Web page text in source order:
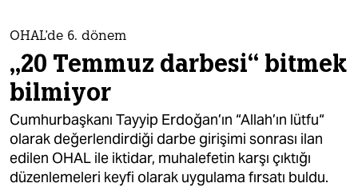
themen
politik
öko
gesellschaft
kultur
OHAL'de 6. dönem
„20 Temmuz darbesi“ bitmek
bilmiyor
Cumhurbaşkanı Tayyip Erdoğan’ın “Allah’ın lütfu“
olarak değerlendirdiği darbe girişimi sonrası ilan
edilen OHAL ile iktidar, muhalefetin karşı çıktığı
düzenlemeleri keyfi olarak uygulama fırsatı buldu.